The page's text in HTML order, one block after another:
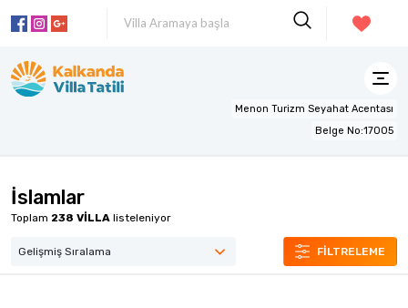
Menon Turizm Seyahat Acentası
Belge No:17005
İslamlar
Toplam 238 VİLLA listeleniyor
FİLTRELEME